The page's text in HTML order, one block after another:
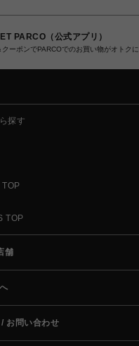
PARCO（公式アプリ）
クーポンでPARCOでのお買い物がオトクに
探す
TOP
TOP
舗
お問い合わせ